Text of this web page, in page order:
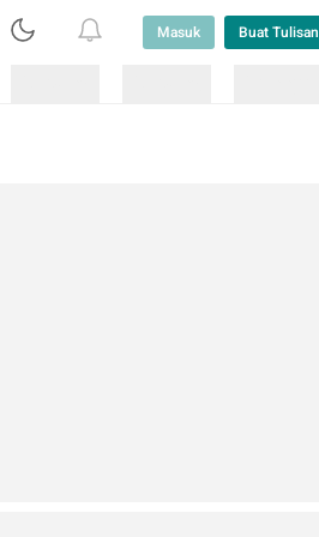
Masuk Buat Tulisan